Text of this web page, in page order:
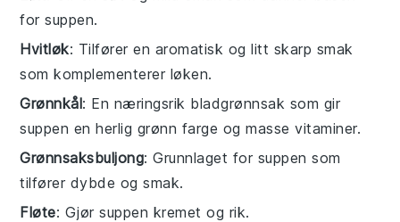
for suppen.
Hvitløk: Tilfører en aromatisk og litt skarp smak
som komplementerer løken.
Grønnkål: En næringsrik bladgrønnsak som gir
suppen en herlig grønn farge og masse vitaminer.
Grønnsaksbuljong: Grunnlaget for suppen som
tilfører dybde og smak.
Fløte: Gjør suppen kremet og rik.